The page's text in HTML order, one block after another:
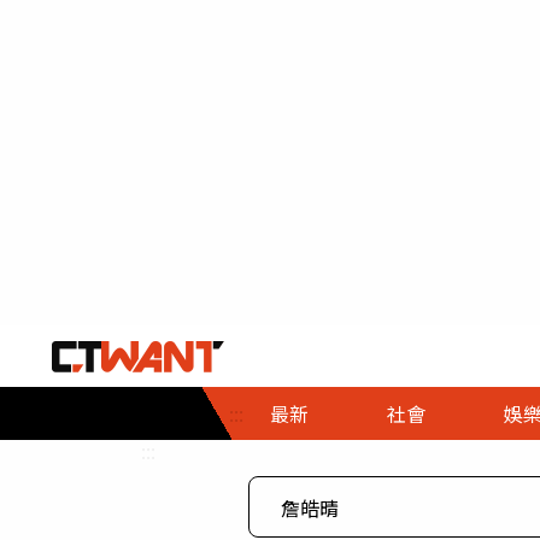
::: 最新 社會
社會首頁
時事
娛樂
娛樂首頁
即時
專題
財經首頁
熱線
３Ｃ
政